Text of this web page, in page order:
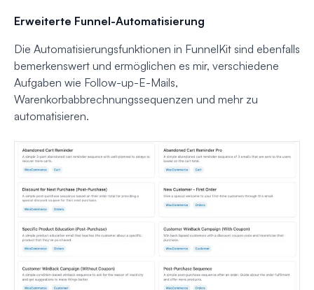
Erweiterte Funnel-Automatisierung
Die Automatisierungsfunktionen in FunnelKit sind ebenfalls
bemerkenswert und ermöglichen es mir, verschiedene
Aufgaben wie Follow-up-E-Mails,
Warenkorbabbrechnungssequenzen und mehr zu
automatisieren.